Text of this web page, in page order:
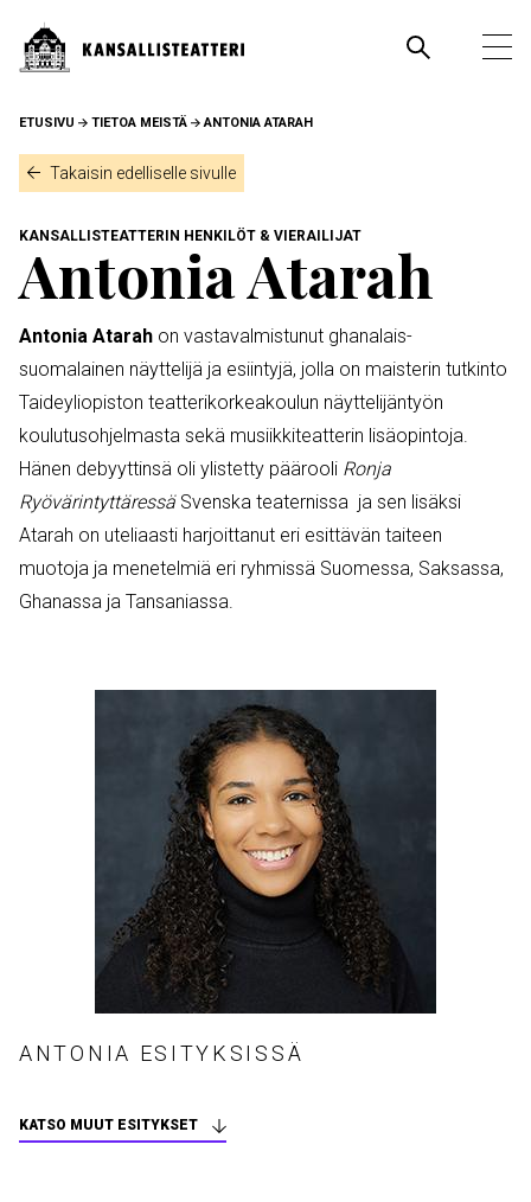
pääsisältöön
MURUPOLKU
ETUSIVU TIETOA MEISTÄ ANTONIA ATARAH
Takaisin edelliselle sivulle
KANSALLISTEATTERIN HENKILÖT & VIERAILIJAT
Antonia Atarah
Antonia Atarah on vastavalmistunut ghanalais-
suomalainen näyttelijä ja esiintyjä, jolla on maisterin tutkinto
Taideyliopiston teatterikorkeakoulun näyttelijäntyön
koulutusohjelmasta sekä musiikkiteatterin lisäopintoja.
Hänen debyyttinsä oli ylistetty päärooli Ronja
RyövärintyttäressäSvenska teaternissa ja sen lisäksi
Atarah on uteliaasti harjoittanut eri esittävän taiteen
muotoja ja menetelmiä eri ryhmissä Suomessa, Saksassa,
Ghanassa ja Tansaniassa.
ANTONIA ESITYKSISSÄ
KATSO MUUT ESITYKSET